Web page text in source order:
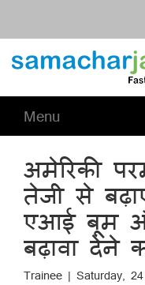
Menu
अमेरिकी
तेजी से
एआई बूम
बढ़ावा देने
Trainee | Saturday,